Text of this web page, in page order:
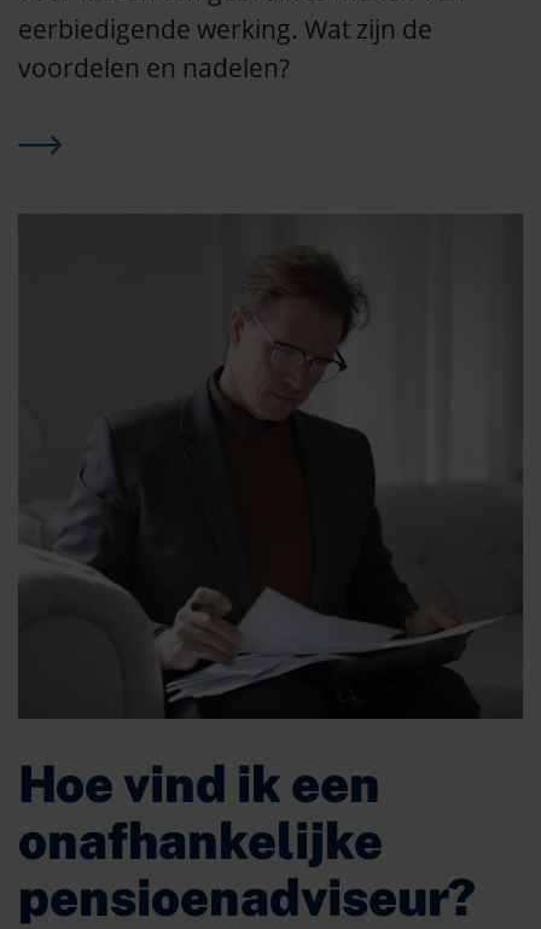
eerbiedigende werking. Wat zijn de
voordelen en nadelen?
Hoe vind ik een
onafhankelijke
pensioenadviseur?